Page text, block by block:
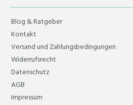
Blog & Ratgeber
Kontakt
Versand und Zahlungsbedingungen
Widerrufsrecht
Datenschutz
AGB
Impressum